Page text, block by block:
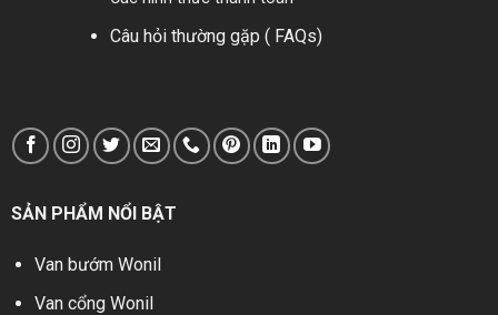
Câu hỏi thường gặp ( FAQs)
SẢN PHẨM NỔI BẬT
Van bướm Wonil
Van cổng Wonil